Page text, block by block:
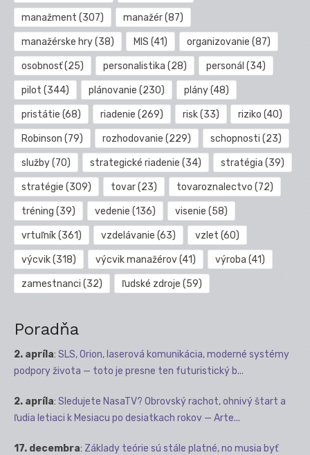
manažment (307) manažér(87)
manažérske hry(38) MIS (41) organizovanie (87)
osobnosť(25) personalistika (28) personál (34)
pilot (344) plánovanie (230) plány(48)
pristátie (68) riadenie (269) risk(33) riziko (40)
Robinson (79) rozhodovanie (229) schopnosti (23)
služby(70) strategické riadenie (34) stratégia (39)
stratégie (309) tovar(23) tovaroznalectvo (72)
tréning (39) vedenie (136) visenie (58)
vrtuľník(361) vzdelávanie (63) vzlet (60)
výcvik(318) výcvik manažérov(41) výroba (41)
zamestnanci (32) ľudské zdroje (59)
Poradňa
2. apríla: SLS, Orion, laserová komunikácia, moderné systémy
podpory života — toto je presne ten futuristický b...
2. apríla: Sledujete NasaTV? Obrovský rachot, ohnivý štart a
ľudia letiaci k Mesiacu po desiatkach rokov — Arte...
17. decembra: Základy teórie sú stále platné, no musia byť